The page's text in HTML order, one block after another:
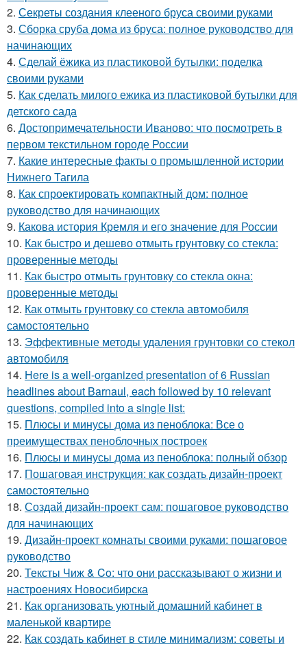
2. Секреты создания клееного бруса своими руками
3. Сборка сруба дома из бруса: полное руководство для
начинающих
4. Сделай ёжика из пластиковой бутылки: поделка
своими руками
5. Как сделать милого ежика из пластиковой бутылки для
детского сада
6. Достопримечательности Иваново: что посмотреть в
первом текстильном городе России
7. Какие интересные факты о промышленной истории
Нижнего Тагила
8. Как спроектировать компактный дом: полное
руководство для начинающих
9. Какова история Кремля и его значение для России
10. Как быстро и дешево отмыть грунтовку со стекла:
проверенные методы
11. Как быстро отмыть грунтовку со стекла окна:
проверенные методы
12. Как отмыть грунтовку со стекла автомобиля
самостоятельно
13. Эффективные методы удаления грунтовки со стекол
автомобиля
14. Here is a well-organized presentation of 6 Russian
headlines about Barnaul, each followed by 10 relevant
questions, compiled into a single list:
15. Плюсы и минусы дома из пеноблока: Все о
преимуществах пеноблочных построек
16. Плюсы и минусы дома из пеноблока: полный обзор
17. Пошаговая инструкция: как создать дизайн-проект
самостоятельно
18. Создай дизайн-проект сам: пошаговое руководство
для начинающих
19. Дизайн-проект комнаты своими руками: пошаговое
руководство
20. Тексты Чиж & Co: что они рассказывают о жизни и
настроениях Новосибирска
21. Как организовать уютный домашний кабинет в
маленькой квартире
22. Как создать кабинет в стиле минимализм: советы и